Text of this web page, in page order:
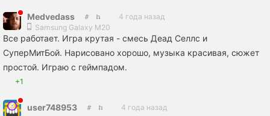
Medvedass
4 года назад
Samsung Galaxy M20
Все работает. Игра крутая - смесь Деад Селлс и
СуперМитБой. Нарисовано хорошо, музыка красивая, сюжет
простой. Играю с геймпадом.
+1
user748953 4 года назад